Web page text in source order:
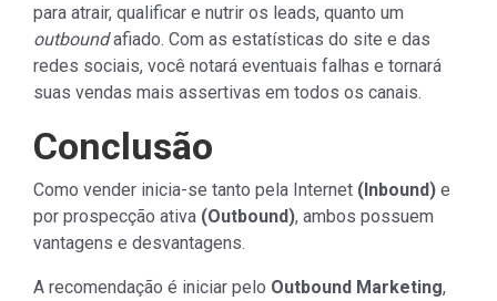
para atrair, qualificar e nutrir os leads, quanto um
outboundafiado. Com as estatísticas do site e das
redes sociais, você notará eventuais falhas e tornará
suas vendas mais assertivas em todos os canais.
Conclusão
Como vender inicia-se tanto pela Internet (Inbound) e
por prospecção ativa (Outbound), ambos possuem
vantagens e desvantagens.
A recomendação é iniciar pelo Outbound Marketing,